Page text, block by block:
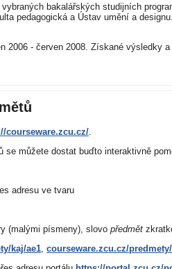
bakalářských studijních
pedagogická a Ústav umění a
2006 - červen 2008. Získané
courseware.zcu.cz/.
se můžete dostat buďto interaktivně
adresu ve tvaru
(malými písmeny), slovo předmět
kaj/ae1, courseware.zcu.cz/